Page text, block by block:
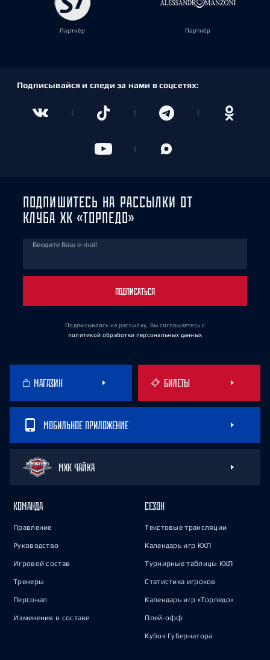
Партнёр Партнёр
Подписывайся и следи за нами в соцсетях:
ПОДПИШИТЕСЬ НА РАССЫЛКИ ОТ
КЛУБА ХК «ТОРПЕДО»
Введите Ваш e-mail
ПОДПИСАТЬСЯ
Подписываясь на рассылку, Вы соглашаетесь с
политикой обработки персональных данных
МАГАЗИН БИЛЕТЫ
МОБИЛЬНОЕ ПРИЛОЖЕНИЕ
МХК ЧАЙКА
КОМАНДА
Правление
Руководство
Игровой состав
Тренеры
Персонал
Изменения в составе
СЕЗОН
Текстовые трансляции
Календарь игр КХЛ
Турнирные таблицы КХЛ
Статистика игроков
Календарь игр «Торпедо»
Плей-офф
Кубок Губернатора